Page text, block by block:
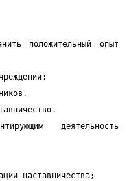
положительный опыт
деятельность
наставничества;